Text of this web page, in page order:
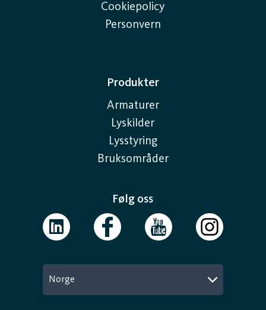
Cookiepolicy
Personvern
Produkter
Armaturer
Lyskilder
Lysstyring
Bruksområder
Følg oss
Norge